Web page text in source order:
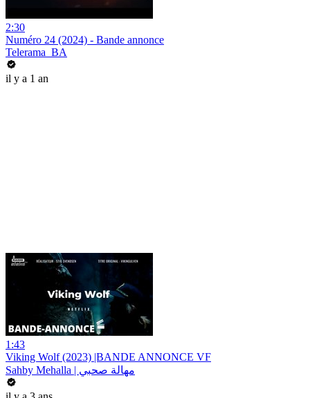
2:30
Numéro 24 (2024) - Bande annonce
Telerama_BA
il y a 1 an
1:43
Viking Wolf (2023) |BANDE ANNONCE VF
Sahby Mehalla | مهالة صحبي